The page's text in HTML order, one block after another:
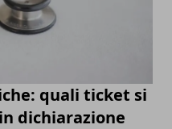
quali ticket si
dichiarazione